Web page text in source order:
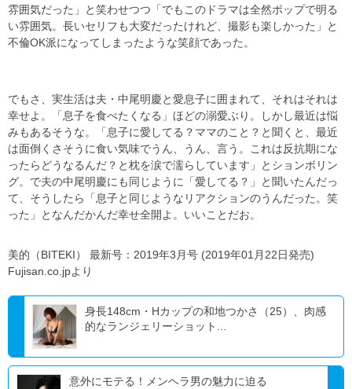
雰囲気だった」と笑わせつつ「でもこのドラマは全然ポップで明る
い雰囲気。長いセリフも大変だったけれど、撮影も楽しかった」と
不倫OK派になってしまったような笑顔であった。
でもさ、実生活は夫・中尾明慶と愛息子に囲まれて、それはそれは
幸せよ。「息子を食べたくなる」ほどの溺愛ぶり。しかし最近は悩
みもあるそうな。「息子に愛してる？ママのこと？と聞くと、最近
は面倒くさそうに食い気味でうん、うん、言う。これは反抗期にな
ったらどうなるんだ？と枕を涙で濡らしています」とションボリン
グ。で夫の中尾明慶にも同じように「愛してる？」と聞いたんだっ
て、そうしたら「息子と同じようなリアクションのうんだった。笑
った」となんだかんだ幸せ全開よ。いいことだお。
美的（BITEKI） 最新号：2019年3月号 (2019年01月22日発売)
Fujisan.co.jpより
身長148cm・Hカップの和地つかさ（25）、肉感
的なランジェリーショット...
意外にモテる！メンヘラ男の魅力に迫る